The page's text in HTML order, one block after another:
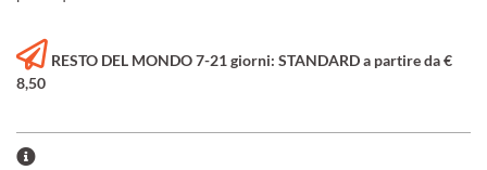
RESTO DEL MONDO 7-21 giorni: STANDARD a partire da €
8,50